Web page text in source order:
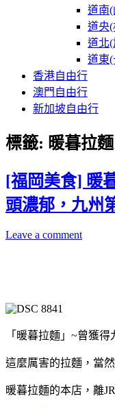
道南
道央
道北
道東
香港自由行
澳門自由行
新加坡自由行
標籤: 暖暮拉麵
[福岡美食] 暖
頭濃郁，九州
Leave a comment
「暖暮拉麵」~曾獲
這麼厲害的拉麵，當
暖暮拉麵的本店，離